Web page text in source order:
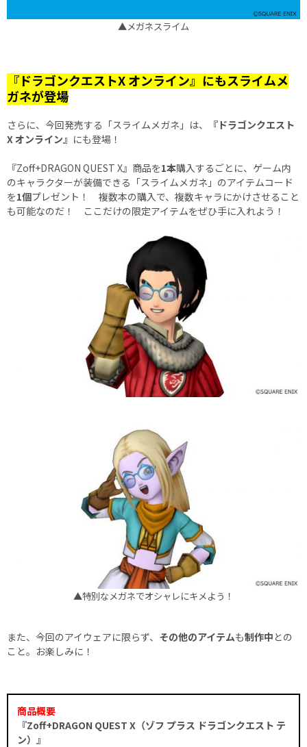
▲メガネスライム
『ドラゴンクエストX オンライン』にもスライムメ
ガネが登場
さらに、今回発売する「スライムメガネ」は、
『ドラゴンクエスト
X オンライン』 にも登場！
『Zoff+DRAGON QUEST X』商品を1本購入するごとに、ゲーム内
のキャラクターが装備できる「スライムメガネ」のアイテムコード
を1個プレゼント！ 複数本の購入で、複数キャラにかけさせること
も可能なのだ！ ここだけの限定アイテムをぜひ手に入れよう！
▲特別なメガネでオシャレにキメよう！
また、今回のアイウェアに限らず、 その他のアイテムも制作中 との
こと。お楽しみに！
商品概要
『Zoff+DRAGON QUEST X（ゾフ プラス ドラゴンクエスト テ
ン）』